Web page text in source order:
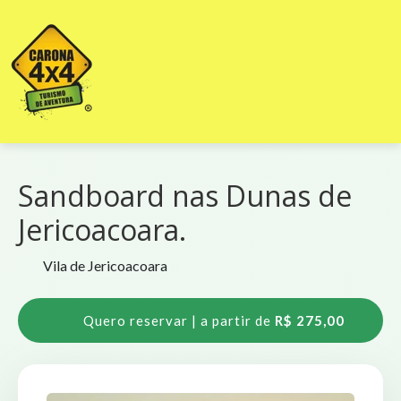
Sandboard nas Dunas de
Jericoacoara.
Vila de Jericoacoara
Quero reservar | a partir de R$ 275,00